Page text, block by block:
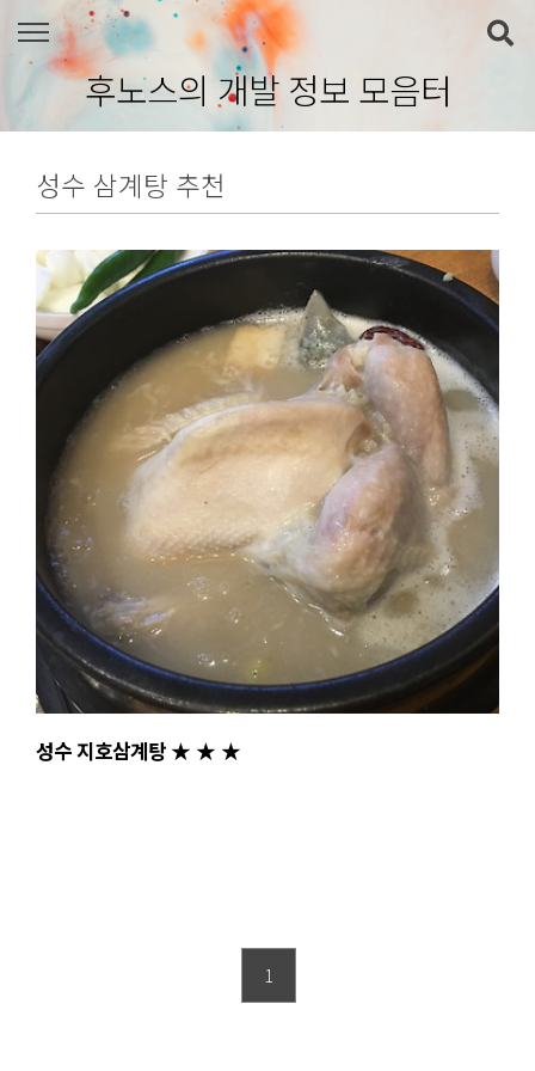
본문 바로가기
후노스의 개발 정보 모음터
성수 삼계탕 추천
성수 지호삼계탕 ★ ★ ★
1